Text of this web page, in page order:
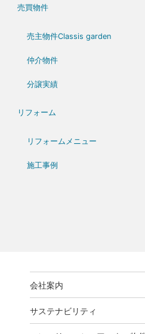
売買物件
売主物件Classis garden
仲介物件
分譲実績
リフォーム
リフォームメニュー
施工事例
会社案内
サステナビリティ